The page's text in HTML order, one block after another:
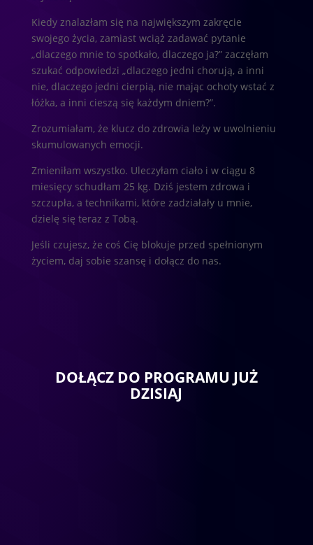
Kiedy znalazłam się na największym zakręcie
swojego życia, zamiast wciąż zadawać pytanie
„dlaczego mnie to spotkało, dlaczego ja?” zaczęłam
szukać odpowiedzi „dlaczego jedni chorują, a inni
nie, dlaczego jedni cierpią, nie mając ochoty wstać z
łóżka, a inni cieszą się każdym dniem?”.
Zrozumiałam, że klucz do zdrowia leży w uwolnieniu
skumulowanych emocji.
Zmieniłam wszystko. Uleczyłam ciało i w ciągu 8
miesięcy schudłam 25 kg. Dziś jestem zdrowa i
szczupła, a technikami, które zadziałały u mnie,
dzielę się teraz z Tobą.
Jeśli czujesz, że coś Cię blokuje przed spełnionym
życiem, daj sobie szansę i dołącz do nas.
DOŁĄCZ DO PROGRAMU JUŻ
DZISIAJ